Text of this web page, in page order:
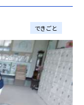
できごと